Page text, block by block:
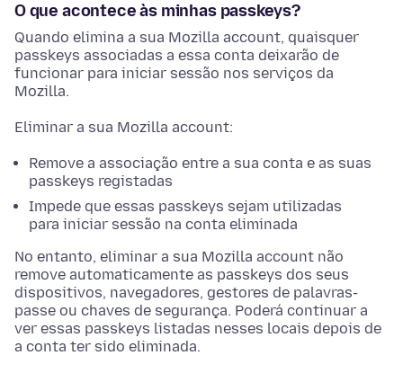
O que acontece às minhas passkeys?
Quando elimina a sua Mozilla account, quaisquer
passkeys associadas a essa conta deixarão de
funcionar para iniciar sessão nos serviços da
Mozilla.
Eliminar a sua Mozilla account:
Remove a associação entre a sua conta e as suas
passkeys registadas
Impede que essas passkeys sejam utilizadas
para iniciar sessão na conta eliminada
No entanto, eliminar a sua Mozilla account não
remove automaticamente as passkeys dos seus
dispositivos, navegadores, gestores de palavras-
passe ou chaves de segurança. Poderá continuar a
ver essas passkeys listadas nesses locais depois de
a conta ter sido eliminada.